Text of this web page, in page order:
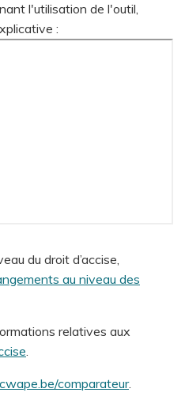
l'utilisation de l'outil,
:
du droit d’accise,
au niveau des
relatives aux
.
comparateur.